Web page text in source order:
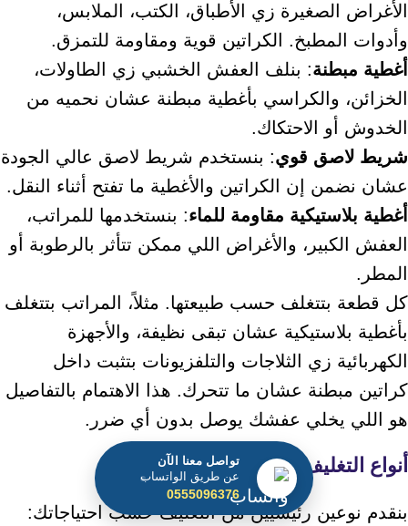
تواصل معنا الآن
عن طريق الواتساب
0555096376
الأغراض الصغيرة زي الأطباق، الكتب، الملابس،
وأدوات المطبخ. الكراتين قوية ومقاومة للتمزق.
أغطية مبطنة: بنلف العفش الخشبي زي الطاولات،
الخزائن، والكراسي بأغطية مبطنة عشان نحميه من
الخدوش أو الاحتكاك.
شريط لاصق قوي: بنستخدم شريط لاصق عالي الجودة
عشان نضمن إن الكراتين والأغطية ما تفتح أثناء النقل.
أغطية بلاستيكية مقاومة للماء: بنستخدمها للمراتب،
العفش الكبير، والأغراض اللي ممكن تتأثر بالرطوبة أو
المطر.
كل قطعة بتتغلف حسب طبيعتها. مثلاً، المراتب بتتغلف
بأغطية بلاستيكية عشان تبقى نظيفة، والأجهزة
الكهربائية زي الثلاجات والتلفزيونات بتثبت داخل
كراتين مبطنة عشان ما تتحرك. هذا الاهتمام بالتفاصيل
هو اللي يخلي عفشك يوصل بدون أي ضرر.
أنواع التغليف
بنقدم نوعين رئيسيين من التغليف حسب احتياجاتك: